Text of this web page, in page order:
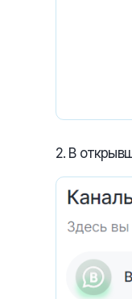
2. В